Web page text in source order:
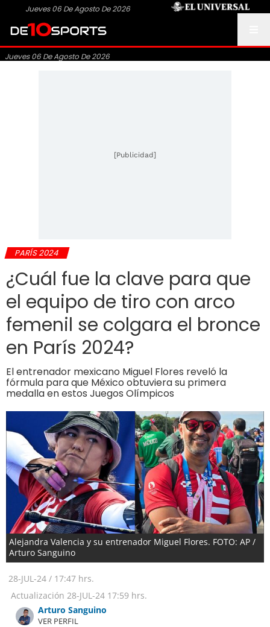
Jueves 06 De Agosto De 2026
Jueves 06 De Agosto De 2026
[Publicidad]
PARÍS 2024
¿Cuál fue la clave para que
el equipo de tiro con arco
femenil se colgara el bronce
en París 2024?
El entrenador mexicano Miguel Flores reveló la
fórmula para que México obtuviera su primera
medalla en estos Juegos Olímpicos
Alejandra Valencia y su entrenador Miguel Flores. FOTO: AP /
Arturo Sanguino
28-JUL-24 / 17:47 hrs.
Actualización 28-JUL-24 17:59 hrs.
Arturo Sanguino
VER PERFIL